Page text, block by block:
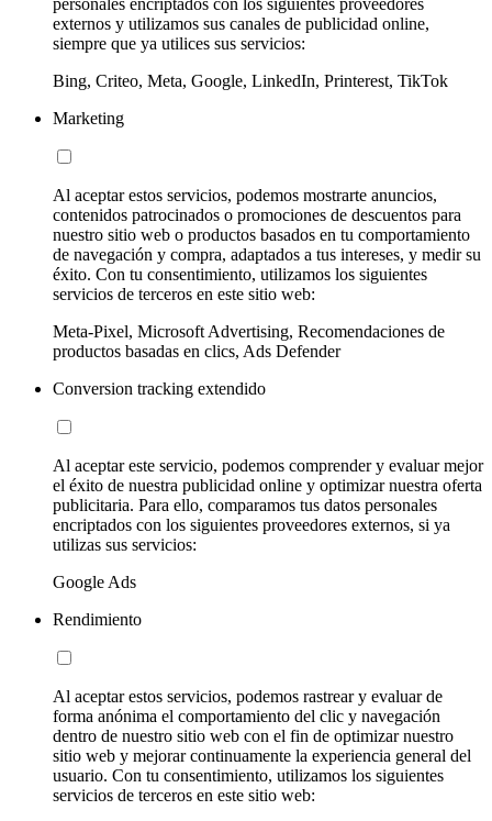
externos y utilizamos sus canales de publicidad online,
siempre que ya utilices sus servicios:
Bing, Criteo, Meta, Google, LinkedIn, Printerest, TikTok
Marketing
Al aceptar estos servicios, podemos mostrarte anuncios,
contenidos patrocinados o promociones de descuentos para
nuestro sitio web o productos basados en tu comportamiento
de navegación y compra, adaptados a tus intereses, y medir su
éxito. Con tu consentimiento, utilizamos los siguientes
servicios de terceros en este sitio web:
Meta-Pixel, Microsoft Advertising, Recomendaciones de
productos basadas en clics, Ads Defender
Conversion tracking extendido
Al aceptar este servicio, podemos comprender y evaluar mejor
el éxito de nuestra publicidad online y optimizar nuestra oferta
publicitaria. Para ello, comparamos tus datos personales
encriptados con los siguientes proveedores externos, si ya
utilizas sus servicios:
Google Ads
Rendimiento
Al aceptar estos servicios, podemos rastrear y evaluar de
forma anónima el comportamiento del clic y navegación
dentro de nuestro sitio web con el fin de optimizar nuestro
sitio web y mejorar continuamente la experiencia general del
usuario. Con tu consentimiento, utilizamos los siguientes
servicios de terceros en este sitio web: